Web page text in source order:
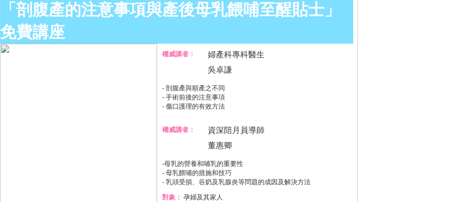
「剖腹產的注意事項與產後母乳餵哺至醒貼士」
免費講座
權威講者：
婦產科專科醫生
吳卓謙
- 剖腹產與順產之不同
- 手術前後的注意事項
- 傷口護理的有效方法
權威講者：
資深陪月員導師
董惠卿
-母乳的營養和哺乳的重要性
- 母乳餵哺的措施和技巧
- 乳頭受損、谷奶及乳腺炎等問題的成因及解決方法
對象： 孕婦及其家人